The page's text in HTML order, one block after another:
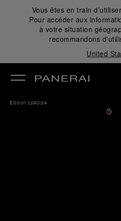
Vous êtes en train
Pour accéder aux
à votre situation
recommandons
United
Édition spéciale